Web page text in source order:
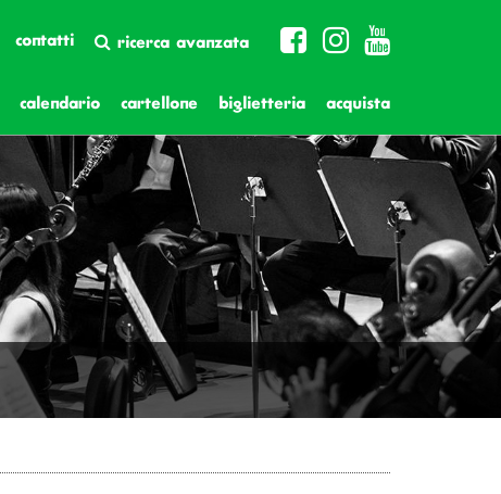
contatti ricerca avanzata
calendario cartellone biglietteria acquista